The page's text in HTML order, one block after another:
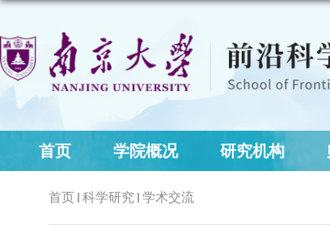
首页 学院概况 研究机构
首页 科学研究 学术交流